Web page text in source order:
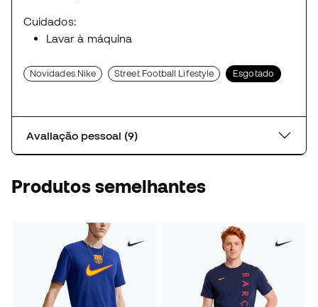
Cuidados:
Lavar à máquina
Novidades Nike Street Football Lifestyle Esgotado
Avaliação pessoal (9)
Produtos semelhantes